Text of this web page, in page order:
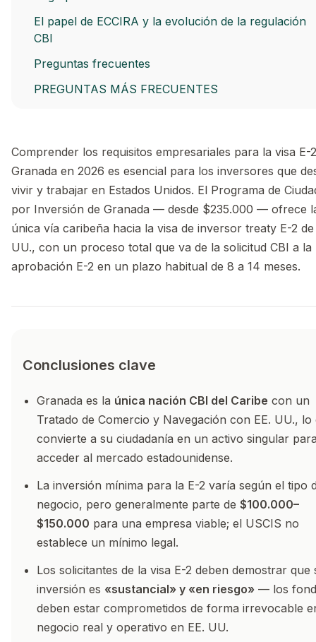
El papel de ECCIRA y la evolución de la regulación
CBI
Preguntas frecuentes
PREGUNTAS MÁS FRECUENTES
Comprender los requisitos empresariales para la visa E-
Granada en 2026 es esencial para los inversores que
vivir y trabajar en Estados Unidos. El Programa de
por Inversión de Granada — desde $235.000 — ofrece
única vía caribeña hacia la visa de inversor treaty E-2 de
UU., con un proceso total que va de la solicitud CBI a la
aprobación E-2 en un plazo habitual de 8 a 14 meses.
Conclusiones clave
Granada es la única nación CBI del Caribe con un
Tratado de Comercio y Navegación con EE. UU., lo
convierte a su ciudadanía en un activo singular
acceder al mercado estadounidense.
La inversión mínima para la E-2 varía según el tipo
negocio, pero generalmente parte de $100.000–
$150.000 para una empresa viable; el USCIS no
establece un mínimo legal.
Los solicitantes de la visa E-2 deben demostrar que
inversión es «sustancial» y «en riesgo» — los
deben estar comprometidos de forma irrevocable
negocio real y operativo en EE. UU.